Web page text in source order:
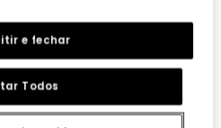
2 3 4
cinzento
Todos
e fechar